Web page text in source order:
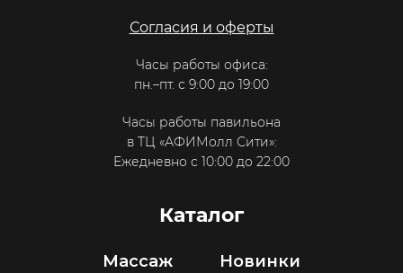
Согласия и оферты
Часы работы офиса:
пн.–пт. с 9:00 до 19:00
Часы работы павильона
в ТЦ «АФИМолл Сити»:
Ежедневно с 10:00 до 22:00
Каталог
Массаж Новинки